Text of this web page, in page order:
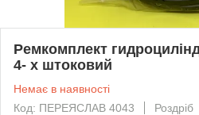
Ремкомплект
4- х штоковий
Немає в наявності
Код: ПЕРЕЯСЛАВ 4043
Роздріб